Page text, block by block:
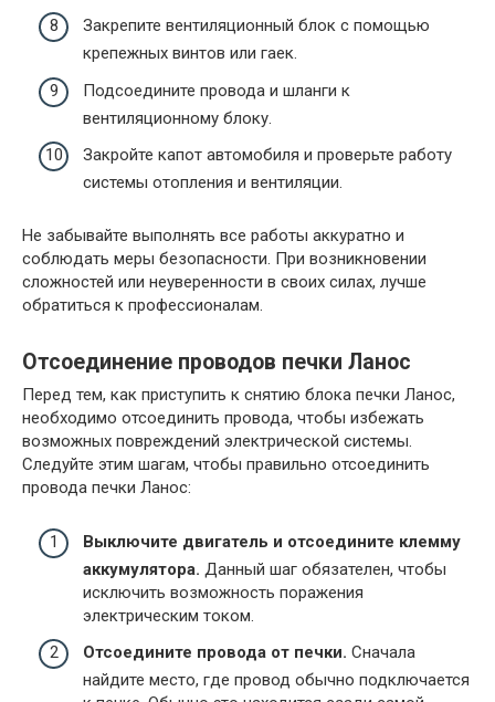
Закрепите вентиляционный блок с помощью
крепежных винтов или гаек.
Подсоедините провода и шланги к
вентиляционному блоку.
Закройте капот автомобиля и проверьте работу
системы отопления и вентиляции.
Не забывайте выполнять все работы аккуратно и
соблюдать меры безопасности. При возникновении
сложностей или неуверенности в своих силах, лучше
обратиться к профессионалам.
Отсоединение проводов печки Ланос
Перед тем, как приступить к снятию блока печки Ланос,
необходимо отсоединить провода, чтобы избежать
возможных повреждений электрической системы.
Следуйте этим шагам, чтобы правильно отсоединить
провода печки Ланос:
Выключите двигатель и отсоедините клемму
аккумулятора. Данный шаг обязателен, чтобы
исключить возможность поражения
электрическим током.
Отсоедините провода от печки. Сначала
найдите место, где провод обычно подключается